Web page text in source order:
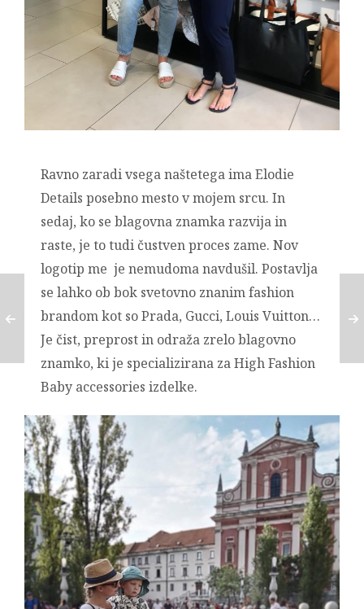
Ravno zaradi vsega naštetega ima Elodie
Details posebno mesto v mojem srcu. In
sedaj, ko se blagovna znamka razvija in
raste, je to tudi čustven proces zame. Nov
logotip me je nemudoma navdušil. Postavlja
se lahko ob bok svetovno znanim fashion
brandom kot so Prada, Gucci, Louis Vuitton…
Je čist, preprost in odraža zrelo blagovno
znamko, ki je specializirana za High Fashion
Baby accessories izdelke.